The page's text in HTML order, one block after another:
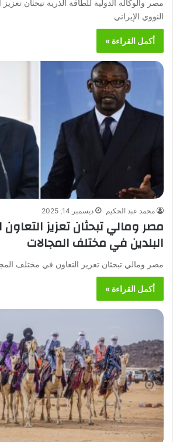
مصر والوكالة الدولية للطاقة الذرية تبحثان
النووي الإيراني
أكمل القراءة »
محمد عبد الحكيم ديسمبر 14, 2025
مصر ومالي تبحثان تعزيز
البلدين في مختلف المجالات
مصر ومالي تبحثان تعزيز التعاون في مختلف
أكمل القراءة »